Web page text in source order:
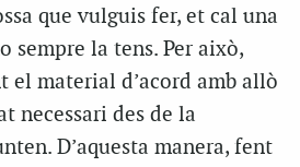
que vulguis fer, et cal una
sempre la tens. Per això,
el material d’acord amb allò
necessari des de la
D’aquesta manera, fent